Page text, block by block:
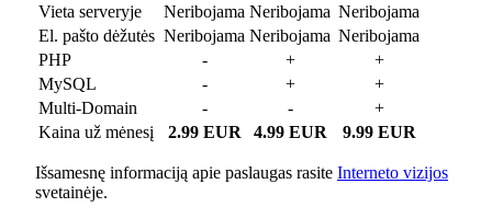
Vieta serveryje
Neribojama Neribojama Neribojama
El. pašto dėžutės Neribojama Neribojama Neribojama
PHP
- +
+
MySQL
- +
+
Multi-Domain
- -
+
Kaina už mėnesį
2.99 EUR 4.99 EUR 9.99 EUR
Išsamesnę informaciją apie paslaugas rasite Interneto vizijos
svetainėje.